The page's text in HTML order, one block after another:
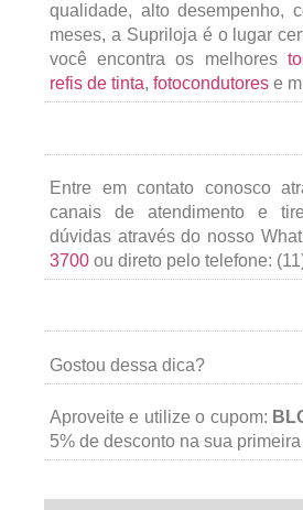
qualidade, alto desempenho,
meses, a Supriloja é o lugar
você encontra os melhores
refis de tinta, fotocondutores e
Entre em contato conosco
canais de atendimento e
dúvidas através do nosso
3700 ou direto pelo telefone:
Gostou dessa dica?
Aproveite e utilize o cupom:
5% de desconto na sua